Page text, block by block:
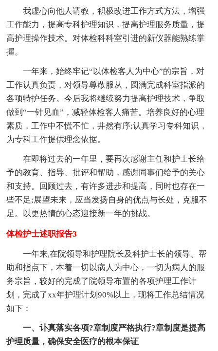
我虚心向他人请教，积极改进工作方式方法，增强
工作能力，提高专科护理知识，提高护理服务质量，提
高护理操作技术。对体检科科室引进的新仪器能熟练掌
握。
一年来，始终牢记“以体检客人为中心”的宗旨，对
工作认真负责，对领导尊敬服从，圆满完成科室指派的
各项特护任务。今后我将继续努力提高护理技术，争取
做到“一针见血”，减轻体检客人痛苦。培养良好的心理
素质，工作中不慌不忙，井然有序;认真学习专科知识，
为专科工作提供理念依据。
在即将过去的一年里，要再次感谢主任和护士长给
予的教育、指导、批评和帮助，感谢同事们给予的关心
和支持。回顾过去，有许多进步和提高，同时也存在一
些不足;展望未来，应当发扬自身的优点与长处，克服不
足。以更热情的心态迎接新一年的挑战。
体检护士述职报告3
一年来,在院领导和护理院长及科护士长的领导、帮
助和指点下，本着一切以病人为中心，一切为病人的服
务宗旨，较好的完成了院领导布置的各项护理工作计
划，完成了xx年护理计划90%以上，现将工作总结情况
如下：
一、讣真落实各项?章制度严格执行?章制度是提高
护理质量，确保安全医疗的根本保证